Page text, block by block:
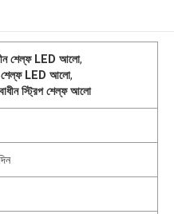
শেল্ফ LED আলো,
শেল্ফ LED আলো,
স্ট্রিপ শেল্ফ আলো